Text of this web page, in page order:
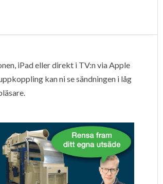
iPad eller direkt i TV:n via Apple
kan ni se sändningen i låg